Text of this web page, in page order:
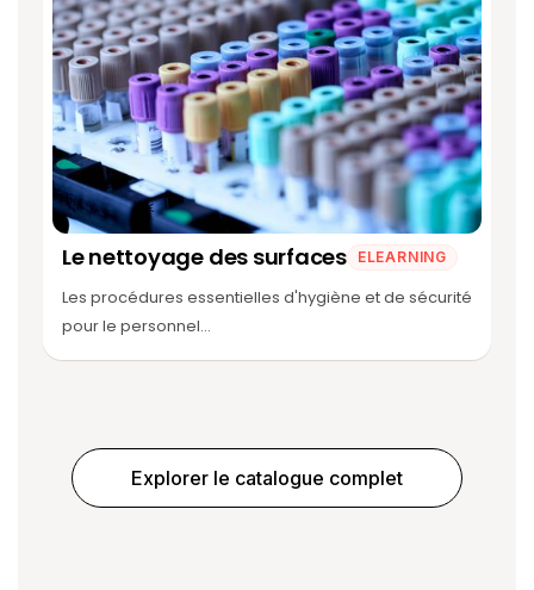
Le nettoyage des surfaces ELEARNING
Les procédures essentielles d'hygiène et de sécurité
pour le personnel...
Explorer le catalogue complet